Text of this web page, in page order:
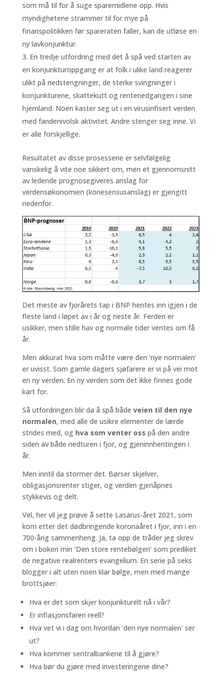
som må til for å suge sparemidlene opp. Hvis
myndighetene strammer til for mye på
finanspolitikken før spareraten faller, kan de utløse en
ny lavkonjunktur.
En tredje utfordring med det å spå ved starten av
en konjunkturoppgang er at folk i ulike land reagerer
ulikt på nedstengninger, de sterke svingninger i
konjunkturene, skattekutt og rentenedgangen i sine
hjemland. Noen kaster seg ut i en virusinfisert verden
med fandenivolsk aktivitet. Andre stenger seg inne. Vi
er alle forskjellige.
Resultatet av disse prosessene er selvfølgelig
vanskelig å vite noe sikkert om, men et gjennomsnitt
av ledende prognosegiveres anslag for
verdensøkonomien (konesensusanslag) er gjengitt
nedenfor.
Det meste av fjorårets tap i BNP hentes inn igjen i de
fleste land i løpet av i år og neste år. Ferden er
usikker, men stille hav og normale tider ventes om få
år.
Men akkurat hva som måtte være den ‘nye normalen’
er uvisst. Som gamle dagers sjøfarere er vi på vei mot
en ny verden. En ny verden som det ikke finnes gode
kart for.
Så utfordringen blir da å spå både veien til den nye
normalen, med alle de usikre elementer de lærde
strides med, og hva som venter oss på den andre
siden av både nedturen i fjor, og gjeninnhentingen i
år.
Men inntil da stormer det. Børser skjelver,
obligasjonsrenter stiger, og verden gjenåpnes
stykkevis og delt.
Vel, her vil jeg prøve å sette Lasarus-året 2021, som
kom etter det dødbringende koronaåret i fjor, inn i en
700-årig sammenheng. Ja, ta opp de tråder jeg skrev
om i boken min ‘Den store rentebølgen’ som prediket
de negative realrenters evangelium. En serie på seks
blogger i alt uten noen klar bølge, men med mange
brottsjøer:
Hva er det som skjer konjunkturelt nå i vår?
Er inflasjonsfaren reell?
Hva vet vi i dag om hvordan ‘den nye normalen’ ser
ut?
Hva kommer sentralbankene til å gjøre?
Hva bør du gjøre med investeringene dine?